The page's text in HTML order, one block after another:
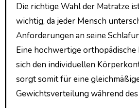
Die richtige Wahl der Matratze
wichtig, da jeder Mensch
Anforderungen an seine
Eine hochwertige orthopädische
sich den individuellen
sorgt somit für eine
Gewichtsverteilung während des